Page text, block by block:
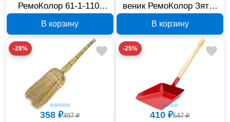
РемоКолор 61-1-110,
В корзину
веник РемоКолор Зятёк
черенком
В корзину
-28%
358 ₽497 ₽
-25%
410 ₽547 ₽